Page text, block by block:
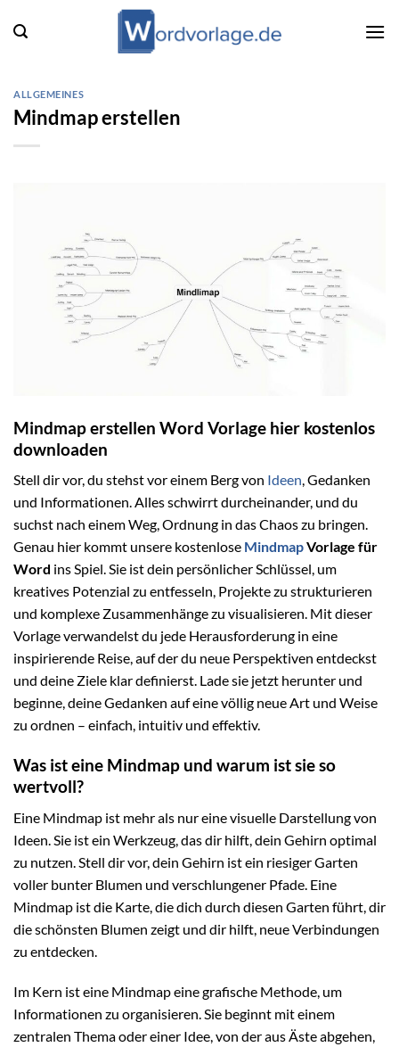
Inhalt
ALLGEMEINES
Mindmap erstellen
Mindmap erstellen Word Vorlage hier kostenlos
downloaden
Stell dir vor, du stehst vor einem Berg von Ideen, Gedanken
und Informationen. Alles schwirrt durcheinander, und du
suchst nach einem Weg, Ordnung in das Chaos zu bringen.
Genau hier kommt unsere kostenlose MindmapVorlage für
Word ins Spiel. Sie ist dein persönlicher Schlüssel, um
kreatives Potenzial zu entfesseln, Projekte zu strukturieren
und komplexe Zusammenhänge zu visualisieren. Mit dieser
Vorlage verwandelst du jede Herausforderung in eine
inspirierende Reise, auf der du neue Perspektiven entdeckst
und deine Ziele klar definierst. Lade sie jetzt herunter und
beginne, deine Gedanken auf eine völlig neue Art und Weise
zu ordnen – einfach, intuitiv und effektiv.
Was ist eine Mindmap und warum ist sie so
wertvoll?
Eine Mindmap ist mehr als nur eine visuelle Darstellung von
Ideen. Sie ist ein Werkzeug, das dir hilft, dein Gehirn optimal
zu nutzen. Stell dir vor, dein Gehirn ist ein riesiger Garten
voller bunter Blumen und verschlungener Pfade. Eine
Mindmap ist die Karte, die dich durch diesen Garten führt, dir
die schönsten Blumen zeigt und dir hilft, neue Verbindungen
zu entdecken.
Im Kern ist eine Mindmap eine grafische Methode, um
Informationen zu organisieren. Sie beginnt mit einem
zentralen Thema oder einer Idee, von der aus Äste abgehen,